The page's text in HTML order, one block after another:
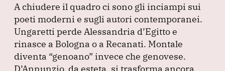
A chiudere il quadro ci sono gli inciampi sui
poeti moderni e sugli autori contemporanei.
Ungaretti perde Alessandria d’Egitto e
rinasce a Bologna o a Recanati. Montale
diventa “genoano” invece che genovese.
D’Annunzio, da esteta, si trasforma ancora